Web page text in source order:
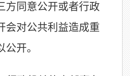
方同意公开或者行政
会对公共利益造成重
开。